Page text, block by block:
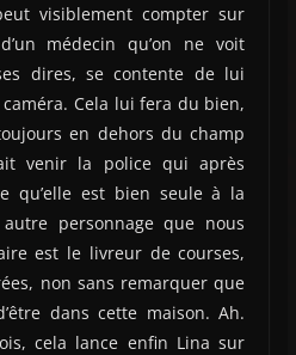
visiblement compter sur
médecin qu’on ne voit
dires, se contente de lui
Cela lui fera du bien,
en dehors du champ
venir la police qui après
qu’elle est bien seule à la
personnage que nous
est le livreur de courses,
non sans remarquer que
dans cette maison. Ah.
cela lance enfin Lina sur